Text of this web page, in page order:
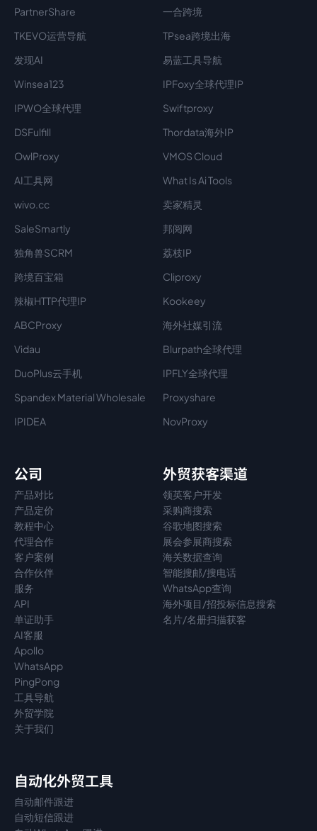
PartnerShare
一合跨境
TKEVO运营导航
TPsea跨境出海
发现AI
易蓝工具导航
Winsea123
IPFoxy全球代理IP
IPWO全球代理
Swiftproxy
DSFulfill
Thordata海外IP
OwlProxy
VMOS Cloud
AI工具网
What Is Ai Tools
wivo.cc
卖家精灵
SaleSmartly
邦阅网
独角兽SCRM
荔枝IP
跨境百宝箱
Cliproxy
辣椒HTTP代理IP
Kookeey
ABCProxy
海外社媒引流
Vidau
Blurpath全球代理
DuoPlus云手机
IPFLY全球代理
Spandex Material Wholesale​
Proxyshare
IPIDEA
NovProxy
公司
产品对比
产品定价
教程中心
代理合作
客户案例
合作伙伴
服务
API
单证助手
AI客服
Apollo
WhatsApp
PingPong
工具导航
外贸学院
关于我们
外贸获客渠道
领英客户开发
采购商搜索
谷歌地图搜索
展会参展商搜索
海关数据查询
智能搜邮/搜电话
WhatsApp查询
海外项目/招投标信息搜索
名片/名册扫描获客
自动化外贸工具
自动邮件跟进
自动短信跟进